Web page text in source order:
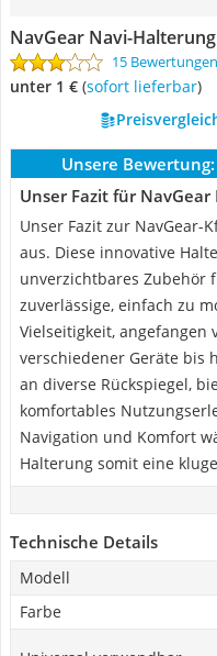
NavGear Navi-Halterung
15 Bewertungen
unter 1 € ( Sofort lieferbar)
Unsere Bewertung:
Unser Fazit für
Unser Fazit zur
aus. Diese innovative
unverzichtbares Zubehör
zuverlässige, einfach zu
Vielseitigkeit, angefangen
verschiedener Geräte bis
an diverse Rückspiegel,
komfortables
Navigation und Komfort
Halterung somit eine
Technische Details
Modell
Farbe